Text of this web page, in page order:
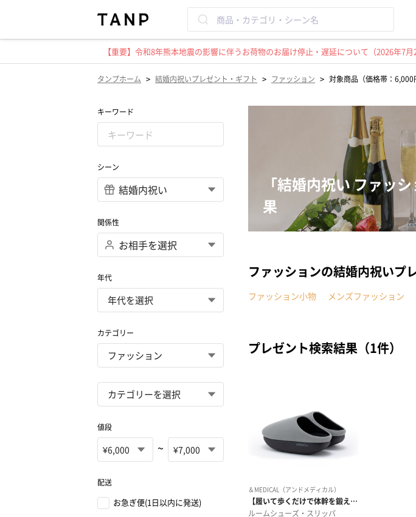
【重要】令和8年熊本地震の影響に伴うお荷物のお届け停止・遅延について（2026年7月
タンプホーム > 結婚内祝いプレゼント・ギフト > ファッション > 対象商品（価格帯：6,000
キーワード
シーン
関係性
年代
カテゴリー
値段
~
配送
お急ぎ便(1日以内に発送)
「結婚内祝い ファッ
果
ファッションの結婚内祝いプ
ファッション小物 メンズファッション
プレゼント検索結果（1件）